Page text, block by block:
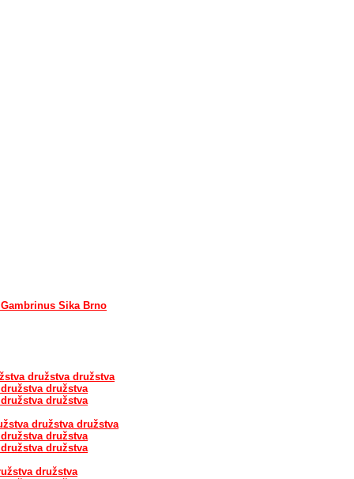
Sika Brno
družstva družstva
družstva
družstva
družstva družstva
družstva
družstva
družstva